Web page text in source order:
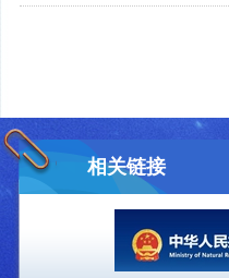
相关链接